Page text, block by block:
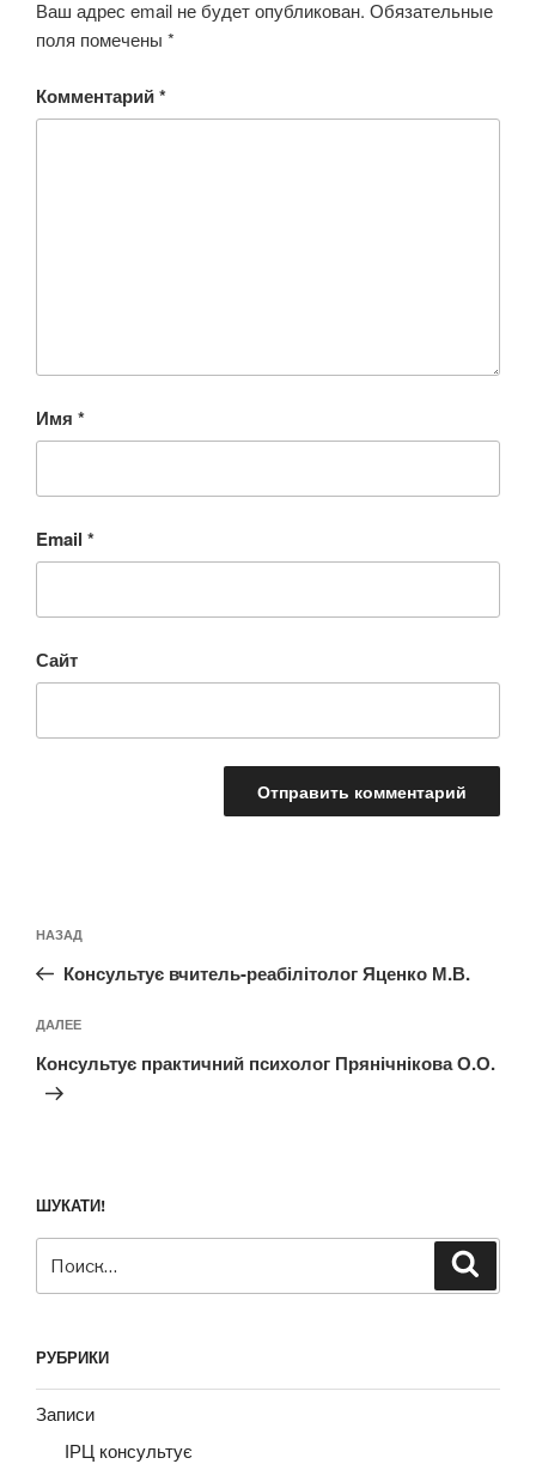
Ваш адрес email не будет опубликован. Обязательные
поля помечены *
Комментарий*
Имя *
Email *
Сайт
по
записям
Предыдущая
запись:
НАЗАД
Консультує вчитель-реабілітолог Яценко М.В.
Следующая
запись
ДАЛЕЕ
Консультує практичний психолог Прянічнікова О.О.
ШУКАТИ!
РУБРИКИ
Записи
ІРЦ консультує